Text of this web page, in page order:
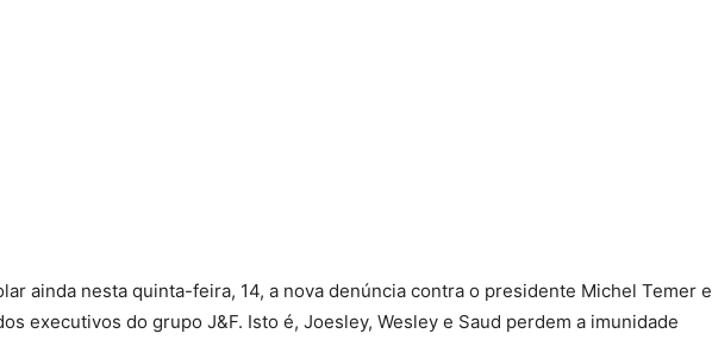
ainda nesta quinta-feira, 14, a nova denúncia contra o presidente Michel Temer e
executivos do grupo J&F. Isto é, Joesley, Wesley e Saud perdem a imunidade